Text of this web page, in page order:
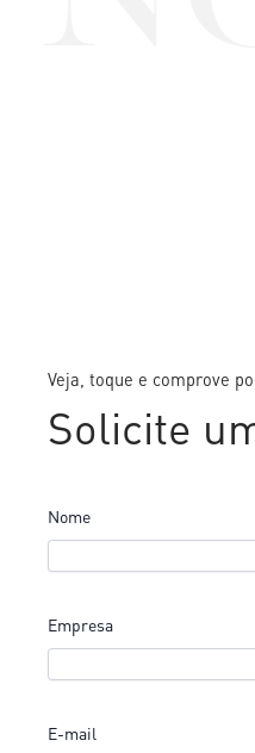
Veja, toque e comprove
Solicite
Nome
Empresa
E-mail